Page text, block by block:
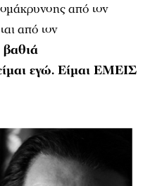
από τον
από τον
βαθιά
εγώ. Είμαι ΕΜΕΙΣ